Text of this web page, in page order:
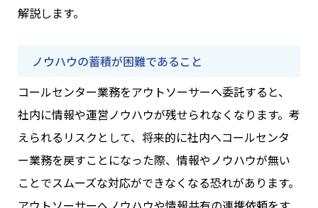
解説します。
ノウハウの蓄積が困難であること
コールセンター業務をアウトソーサーへ委託すると、
社内に情報や運営ノウハウが残せられなくなります。考
えられるリスクとして、将来的に社内へコールセンタ
ー業務を戻すことになった際、情報やノウハウが無い
ことでスムーズな対応ができなくなる恐れがあります。